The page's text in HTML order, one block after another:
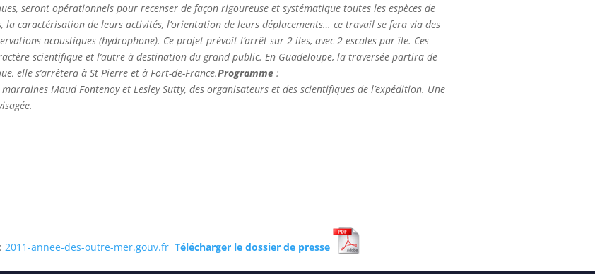
seront opérationnels pour recenser de façon rigoureuse et systématique toutes les espèces de
la caractérisation de leurs activités, l’orientation de leurs déplacements… ce travail se fera via des
acoustiques (hydrophone). Ce projet prévoit l’arrêt sur 2 iles, avec 2 escales par île. Ces
scientifique et l’autre à destination du grand public. En Guadeloupe, la traversée partira de
elle s’arrêtera à St Pierre et à Fort-de-France.Programme:
Maud Fontenoy et Lesley Sutty, des organisateurs et des scientifiques de l’expédition. Une
:2011-annee-des-outre-mer.gouv.fr Télécharger le dossier de presse